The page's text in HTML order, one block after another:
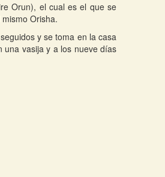
Orun), el cual es el que se
Orisha.
y se toma en la casa
una vasija y a los nueve días